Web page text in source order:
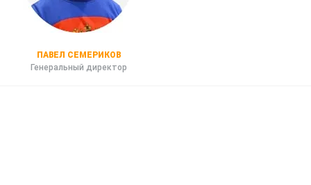
ПАВЕЛ СЕМЕРИКОВ
Генеральный директор